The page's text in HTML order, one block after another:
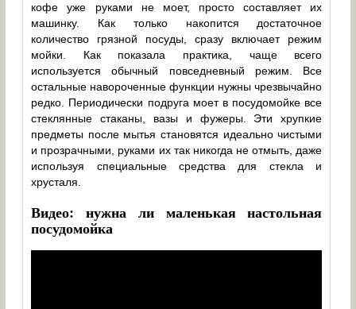
кофе уже руками не моет, просто составляет их
машинку. Как только накопится достаточное
количество грязной посуды, сразу включает режим
мойки. Как показала практика, чаще всего
используется обычный повседневный режим. Все
остальные навороченные функции нужны чрезвычайно
редко. Периодически подруга моет в посудомойке все
стеклянные стаканы, вазы и фужеры. Эти хрупкие
предметы после мытья становятся идеально чистыми
и прозрачными, руками их так никогда не отмыть, даже
используя специальные средства для стекла и
хрусталя.
Видео: нужна ли маленькая настольная
посудомойка